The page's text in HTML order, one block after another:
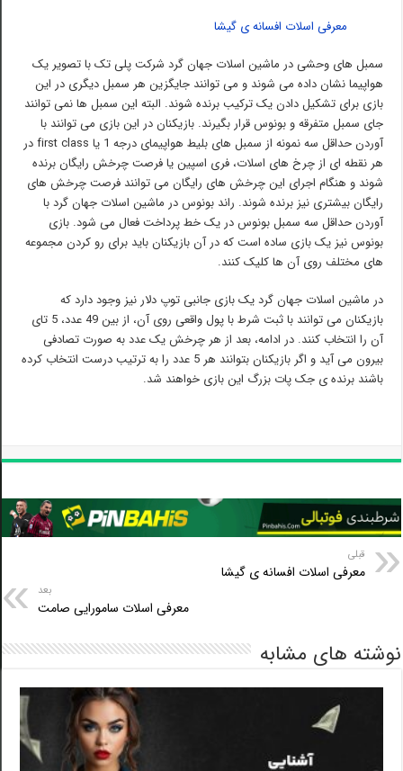
معرفی اسلات افسانه ی گیشا
سمبل های وحشی در ماشین اسلات جهان گرد شرکت پلی تک با تصویر یک
هواپیما نشان داده می شوند و می توانند جایگزین هر سمبل دیگری در این
بازی برای تشکیل دادن یک ترکیب برنده شوند. البته این سمبل ها نمی توانند
جای سمبل متفرقه و بونوس قرار بگیرند. بازیکنان در این بازی می توانند با
آوردن حداقل سه نمونه از سمبل های بلیط هواپیمای درجه 1 یا first class در
هر نقطه ای از چرخ های اسلات، فری اسپین یا فرصت چرخش رایگان برنده
شوند و هنگام اجرای این چرخش های رایگان می توانند فرصت چرخش های
رایگان بیشتری نیز برنده شوند. راند بونوس در ماشین اسلات جهان گرد با
آوردن حداقل سه سمبل بونوس در یک خط پرداخت فعال می شود. بازی
بونوس نیز یک بازی ساده است که در آن بازیکنان باید برای رو کردن مجموعه
های مختلف روی آن ها کلیک کنند.
در ماشین اسلات جهان گرد یک بازی جانبی توپ دلار نیز وجود دارد که
بازیکنان می توانند با ثبت شرط با پول واقعی روی آن، از بین 49 عدد، 5 تای
آن را انتخاب کنند. در ادامه، بعد از هر چرخش یک عدد به صورت تصادفی
بیرون می آید و اگر بازیکنان بتوانند هر 5 عدد را به ترتیب درست انتخاب کرده
باشند برنده ی جک پات بزرگ این بازی خواهند شد.
قبلی
معرفی اسلات افسانه ی گیشا
معرفی اسلات سامورایی صامت
های مشابه